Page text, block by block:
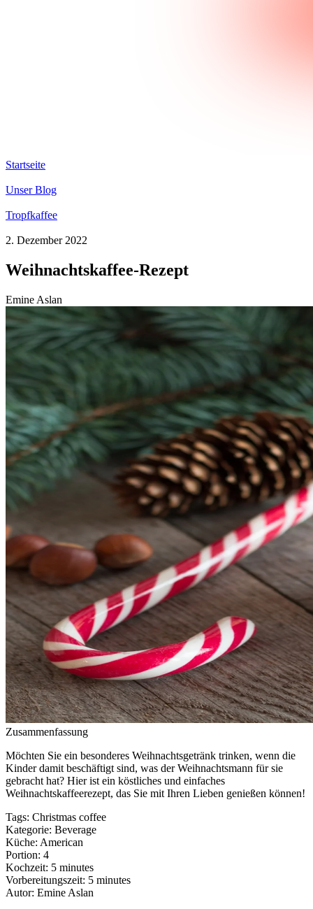
Startseite
Unser Blog
Tropfkaffee
2. Dezember 2022
Weihnachtskaffee-Rezept
Emine Aslan
Zusammenfassung
Möchten Sie ein besonderes Weihnachtsgetränk trinken, wenn die
Kinder damit beschäftigt sind, was der Weihnachtsmann für sie
gebracht hat? Hier ist ein köstliches und einfaches
Weihnachtskaffeerezept, das Sie mit Ihren Lieben genießen können!
Tags: Christmas coffee
Kategorie: Beverage
Küche: American
Portion: 4
Kochzeit: 5 minutes
Vorbereitungszeit: 5 minutes
Autor: Emine Aslan